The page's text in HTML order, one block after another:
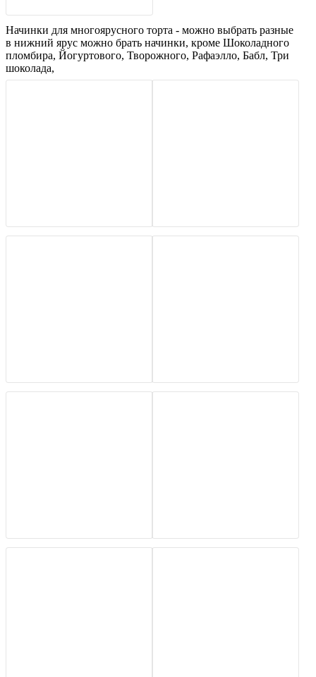
Начинки для многоярусного торта - можно выбрать разные
в нижний ярус можно брать начинки, кроме Шоколадного
пломбира, Йогуртового, Творожного, Рафаэлло, Бабл, Три
шоколада,